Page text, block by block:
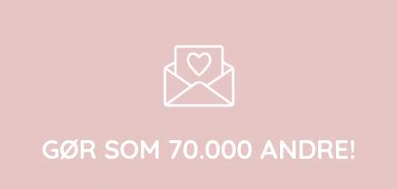
GØR SOM 70.000 ANDRE!